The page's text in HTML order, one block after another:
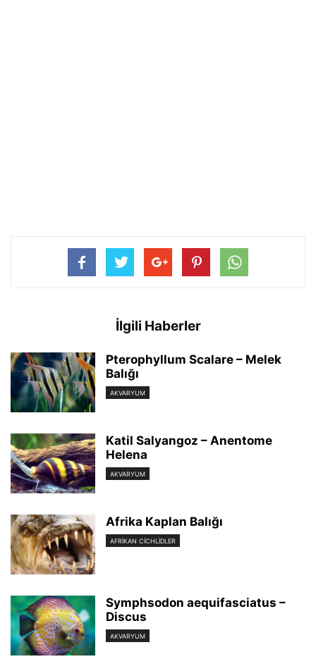
İlgili Haberler
Pterophyllum Scalare – Melek
Balığı
AKVARYUM
Katil Salyangoz – Anentome
Helena
AKVARYUM
Afrika Kaplan Balığı
AFRIKAN CICHLIDLER
Symphsodon aequifasciatus –
Discus
AKVARYUM